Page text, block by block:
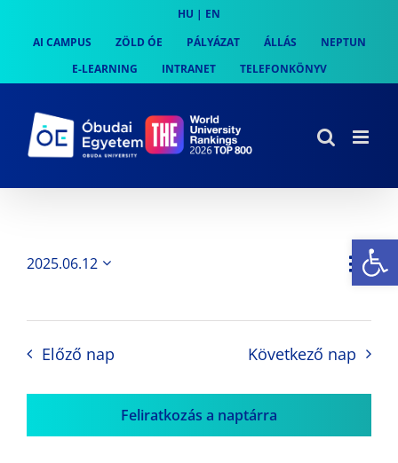
content
HU | EN
AI CAMPUS
ZÖLD ÓE PÁLYÁZAT ÁLLÁS
NEPTUN
E-LEARNING
INTRANET TELEFONKÖNYV
Nap
2025.06.12
Előző nap Következő nap
Feliratkozás a naptárra